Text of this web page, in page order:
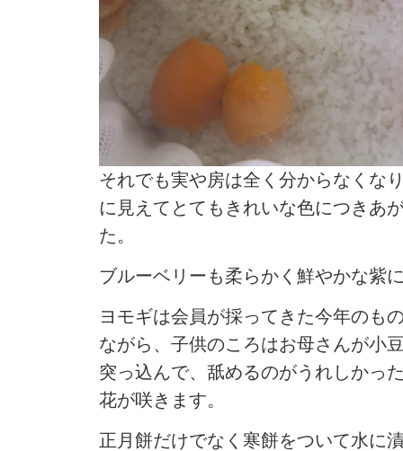
それでも実や房は全く分からなくな
に見えてとてもきれいな色につきあ
た。
ブルーベリーも柔らかく鮮やかな紫
ヨモギは会員が採ってきた今年のも
ながら、子供のころはお母さんが小
突っ込んで、舐めるのがうれしかっ
花が咲きます。
正月餅だけでなく寒餅をついて水に